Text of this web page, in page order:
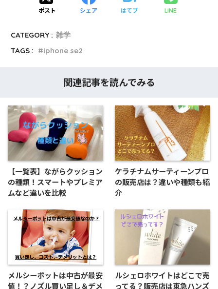
ポスト シェア はてブ LINE
CATEGORY : 雑学
TAGS :
iphone se2
関連記事を読んでみる
【一覧表】ながらクッション
の種類！スマートやプレミア
ムなど違いを比較
ケラチナムサーティーンプロ
の販売店は？違いや種類も紹
介
メルシーポットは中古が最安
値！？ノズル買い足し＆デメ
ルシェロホワイトはどこで売
ってる？販売店は東急ハンズ